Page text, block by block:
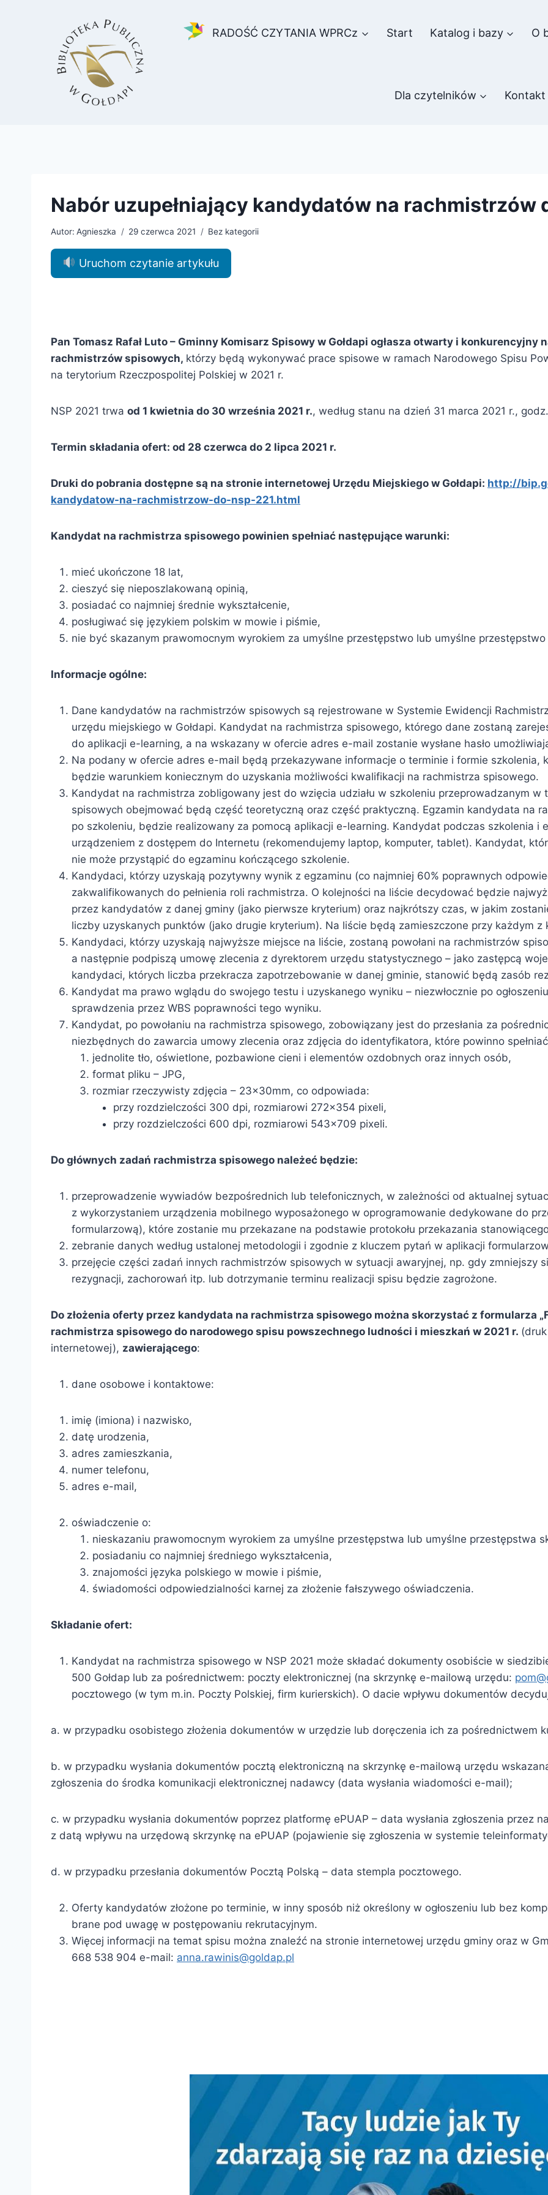
RADOŚĆ CZYTANIA WPRCz Start Katalog i bazy O
Dla czytelników Kontakt
Nabór uzupełniający kandydatów na rachmistrzów
Autor: Agnieszka 29 czerwca 2021 Bez kategorii
Uruchom czytanie artykułu
Pan Tomasz Rafał Luto – Gminny Komisarz Spisowy w Gołdapi ogłasza otwarty i konkurencyjny
rachmistrzów spisowych, którzy będą wykonywać prace spisowe w ramach Narodowego Spisu
na terytorium Rzeczpospolitej Polskiej w 2021 r.
NSP 2021 trwa od 1 kwietnia do 30 września 2021 r., według stanu na dzień 31 marca 2021 r.,
Termin składania ofert: od 28 czerwca do 2 lipca 2021 r.
Druki do pobrania dostępne są na stronie internetowej Urzędu Miejskiego w Gołdapi: http://
kandydatow-na-rachmistrzow-do-nsp-221.html
Kandydat na rachmistrza spisowego powinien spełniać następujące warunki:
mieć ukończone 18 lat,
cieszyć się nieposzlakowaną opinią,
posiadać co najmniej średnie wykształcenie,
posługiwać się językiem polskim w mowie i piśmie,
nie być skazanym prawomocnym wyrokiem za umyślne przestępstwo lub umyślne
Informacje ogólne:
Dane kandydatów na rachmistrzów spisowych są rejestrowane w Systemie Ewidencji
urzędu miejskiego w Gołdapi. Kandydat na rachmistrza spisowego, którego dane zostaną
do aplikacji e-learning, a na wskazany w ofercie adres e-mail zostanie wysłane hasło
Na podany w ofercie adres e-mail będą przekazywane informacje o terminie i formie szkolenia,
będzie warunkiem koniecznym do uzyskania możliwości kwalifikacji na rachmistrza spisowego.
Kandydat na rachmistrza zobligowany jest do wzięcia udziału w szkoleniu przeprowadzanym
spisowych obejmować będą część teoretyczną oraz część praktyczną. Egzamin kandydata na
po szkoleniu, będzie realizowany za pomocą aplikacji e-learning. Kandydat podczas szkolenia i
urządzeniem z dostępem do Internetu (rekomendujemy laptop, komputer, tablet). Kandydat,
nie może przystąpić do egzaminu kończącego szkolenie.
Kandydaci, którzy uzyskają pozytywny wynik z egzaminu (co najmniej 60% poprawnych
zakwalifikowanych do pełnienia roli rachmistrza. O kolejności na liście decydować będzie
przez kandydatów z danej gminy (jako pierwsze kryterium) oraz najkrótszy czas, w jakim
liczby uzyskanych punktów (jako drugie kryterium). Na liście będą zamieszczone przy każdym
Kandydaci, którzy uzyskają najwyższe miejsce na liście, zostaną powołani na rachmistrzów
a następnie podpiszą umowę zlecenia z dyrektorem urzędu statystycznego – jako zastępcą
kandydaci, których liczba przekracza zapotrzebowanie w danej gminie, stanowić będą zasób
Kandydat ma prawo wglądu do swojego testu i uzyskanego wyniku – niezwłocznie po
sprawdzenia przez WBS poprawności tego wyniku.
Kandydat, po powołaniu na rachmistrza spisowego, zobowiązany jest do przesłania za
niezbędnych do zawarcia umowy zlecenia oraz zdjęcia do identyfikatora, które powinno
jednolite tło, oświetlone, pozbawione cieni i elementów ozdobnych oraz innych osób,
format pliku – JPG,
rozmiar rzeczywisty zdjęcia – 23x30mm, co odpowiada:
przy rozdzielczości 300 dpi, rozmiarowi 272×354 pixeli,
przy rozdzielczości 600 dpi, rozmiarowi 543×709 pixeli.
Do głównych zadań rachmistrza spisowego należeć będzie:
przeprowadzenie wywiadów bezpośrednich lub telefonicznych, w zależności od aktualnej
z wykorzystaniem urządzenia mobilnego wyposażonego w oprogramowanie dedykowane do
formularzową), które zostanie mu przekazane na podstawie protokołu przekazania
zebranie danych według ustalonej metodologii i zgodnie z kluczem pytań w aplikacji
przejęcie części zadań innych rachmistrzów spisowych w sytuacji awaryjnej, np. gdy zmniejszy
rezygnacji, zachorowań itp. lub dotrzymanie terminu realizacji spisu będzie zagrożone.
Do złożenia oferty przez kandydata na rachmistrza spisowego można skorzystać z formularza
rachmistrza spisowego do narodowego spisu powszechnego ludności i mieszkań w 2021 r.
internetowej), zawierającego:
dane osobowe i kontaktowe:
imię (imiona) i nazwisko,
datę urodzenia,
adres zamieszkania,
numer telefonu,
adres e-mail,
oświadczenie o:
nieskazaniu prawomocnym wyrokiem za umyślne przestępstwa lub umyślne przestępstwa
posiadaniu co najmniej średniego wykształcenia,
znajomości języka polskiego w mowie i piśmie,
świadomości odpowiedzialności karnej za złożenie fałszywego oświadczenia.
Składanie ofert:
Kandydat na rachmistrza spisowego w NSP 2021 może składać dokumenty osobiście w
500 Gołdap lub za pośrednictwem: poczty elektronicznej (na skrzynkę e-mailową urzędu:
pocztowego (w tym m.in. Poczty Polskiej, firm kurierskich). O dacie wpływu dokumentów
a. w przypadku osobistego złożenia dokumentów w urzędzie lub doręczenia ich za pośrednictwem
b. w przypadku wysłania dokumentów pocztą elektroniczną na skrzynkę e-mailową urzędu
zgłoszenia do środka komunikacji elektronicznej nadawcy (data wysłania wiadomości e-mail);
c. w przypadku wysłania dokumentów poprzez platformę ePUAP – data wysłania zgłoszenia przez
z datą wpływu na urzędową skrzynkę na ePUAP (pojawienie się zgłoszenia w systemie
d. w przypadku przesłania dokumentów Pocztą Polską – data stempla pocztowego.
Oferty kandydatów złożone po terminie, w inny sposób niż określony w ogłoszeniu lub bez
brane pod uwagę w postępowaniu rekrutacyjnym.
Więcej informacji na temat spisu można znaleźć na stronie internetowej urzędu gminy oraz w
668 538 904 e-mail: anna.rawinis@goldap.pl